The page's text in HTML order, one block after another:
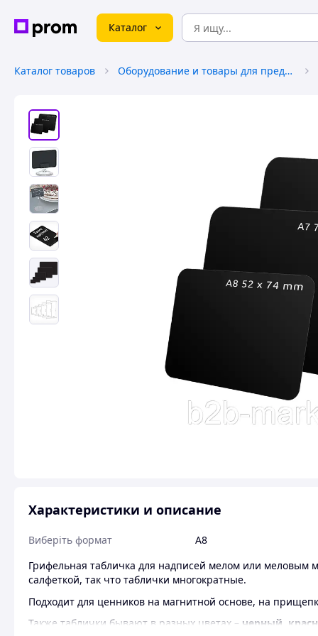
Каталог
Каталог товаров Оборудование и товары для предоставления услуг
Характеристики и описание
Виберіть формат
А8
Грифельная табличка для надписей мелом или меловым
салфеткой, так что таблички многократные.
Подходит для ценников на магнитной основе, на
Также таблички бывают в разных цветах – черный,